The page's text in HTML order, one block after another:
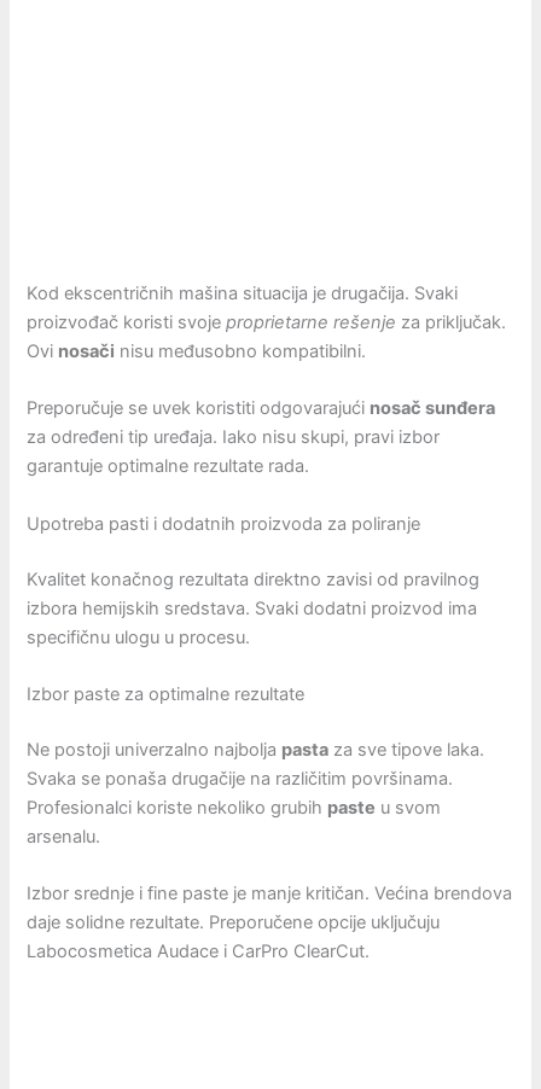
Kod ekscentričnih mašina situacija je drugačija. Svaki
proizvođač koristi svojeproprietarne rešenje za priključak.
Ovi nosači nisu međusobno kompatibilni.
Preporučuje se uvek koristiti odgovarajući nosač sunđera
za određeni tip uređaja. Iako nisu skupi, pravi izbor
garantuje optimalne rezultate rada.
Upotreba pasti i dodatnih proizvoda za poliranje
Kvalitet konačnog rezultata direktno zavisi od pravilnog
izbora hemijskih sredstava. Svaki dodatni proizvod ima
specifičnu ulogu u procesu.
Izbor paste za optimalne rezultate
Ne postoji univerzalno najbolja pasta za sve tipove laka.
Svaka se ponaša drugačije na različitim površinama.
Profesionalci koriste nekoliko grubih paste u svom
arsenalu.
Izbor srednje i fine paste je manje kritičan. Većina brendova
daje solidne rezultate. Preporučene opcije uključuju
Labocosmetica Audace i CarPro ClearCut.